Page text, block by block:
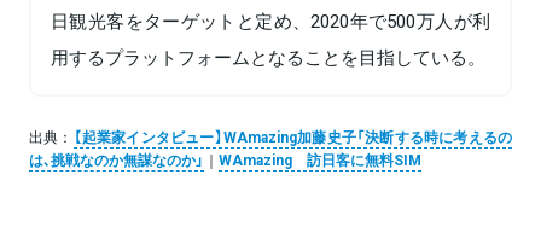
日観光客をターゲットと定め、2020年で500万人が利
用するプラットフォームとなることを目指している。
出典： 【起業家インタビュー】WAmazing加藤史子「決断する時に考えるの
は､挑戦なのか無謀なのか」 ｜ WAmazing 訪日客に無料SIM